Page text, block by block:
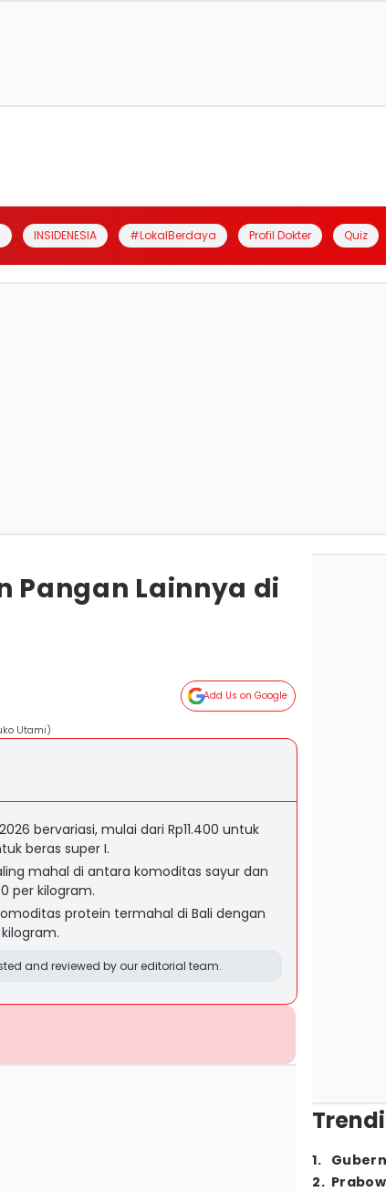
INSIDENESIA #LokalBerdaya Profil Dokter Quiz
Pangan Lainnya di
Add Us on Google
Utami)
bervariasi, mulai dari Rp11.400 untuk
beras super I.
mahal di antara komoditas sayur dan
per kilogram.
protein termahal di Bali dengan
and reviewed by our editorial team.
1.
2.